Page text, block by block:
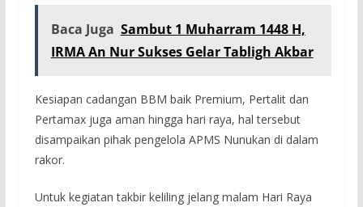
Baca Juga Sambut 1 Muharram 1448 H,
IRMA An Nur Sukses Gelar Tabligh Akbar
Kesiapan cadangan BBM baik Premium, Pertalit dan
Pertamax juga aman hingga hari raya, hal tersebut
disampaikan pihak pengelola APMS Nunukan di dalam
rakor.
Untuk kegiatan takbir keliling jelang malam Hari Raya